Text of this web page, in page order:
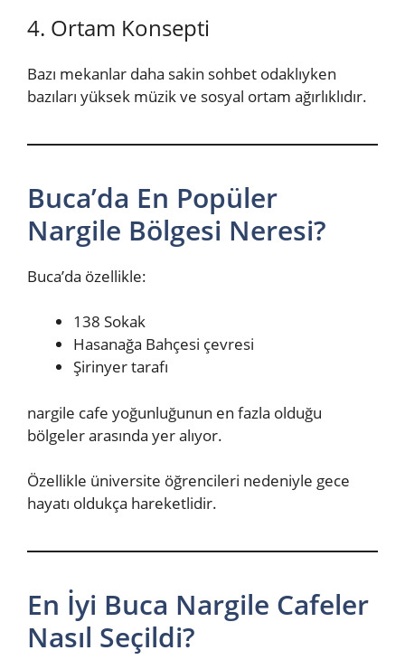
4. Ortam Konsepti
Bazı mekanlar daha sakin sohbet odaklıyken
bazıları yüksek müzik ve sosyal ortam ağırlıklıdır.
Buca’da En Popüler
Nargile Bölgesi Neresi?
Buca’da özellikle:
138 Sokak
Hasanağa Bahçesi çevresi
Şirinyer tarafı
nargile cafe yoğunluğunun en fazla olduğu
bölgeler arasında yer alıyor.
Özellikle üniversite öğrencileri nedeniyle gece
hayatı oldukça hareketlidir.
En İyi Buca Nargile Cafeler
Nasıl Seçildi?